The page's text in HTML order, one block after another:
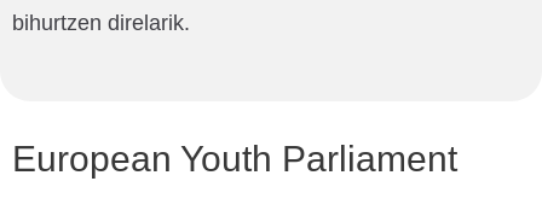
bihurtzen direlarik.
European Youth Parliament